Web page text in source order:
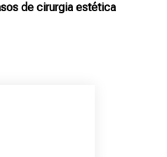
de cirurgia estética